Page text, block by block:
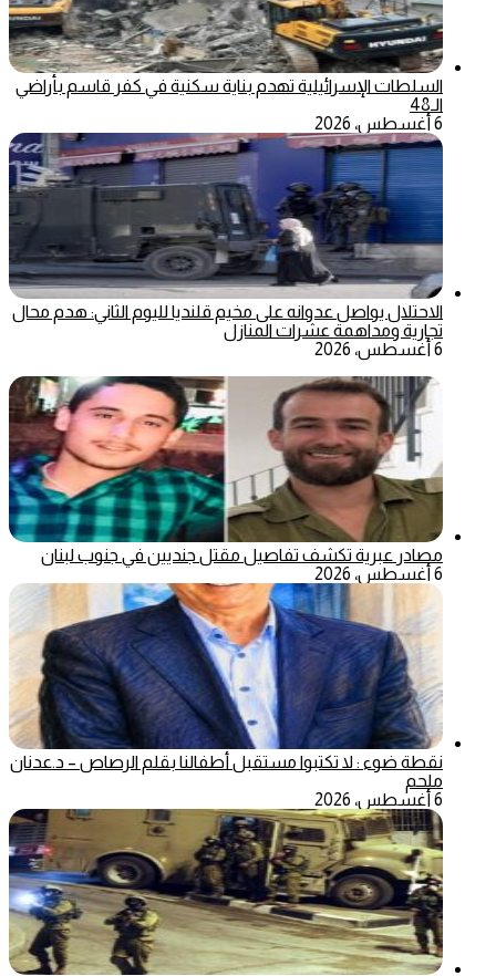
السلطات الإسرائيلية تهدم بناية سكنية في كفر قاسم بأراضي
الـ48
6 أغسطس، 2026
الاحتلال يواصل عدوانه على مخيم قلنديا لليوم الثاني: هدم محال
تجارية ومداهمة عشرات المنازل
6 أغسطس، 2026
مصادر عبرية تكشف تفاصيل مقتل جنديين في جنوب لبنان
6 أغسطس، 2026
نقطة ضوء : لا تكتبوا مستقبل أطفالنا بقلم الرصاص – د.عدنان
ملحم
6 أغسطس، 2026